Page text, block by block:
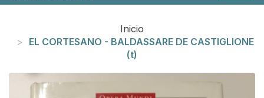
Inicio
EL CORTESANO - BALDASSARE DE CASTIGLIONE
(t)